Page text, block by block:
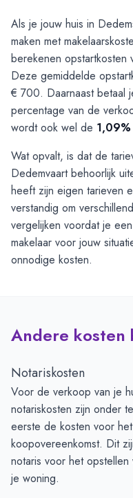
Als je jouw huis in
maken met
berekenen opstartkosten
Deze gemiddelde
€ 700. Daarnaast betaal
percentage van de
wordt ook wel de 1,09%
Wat opvalt, is dat de
Dedemvaart behoorlijk
heeft zijn eigen tarieven
verstandig om
vergelijken voordat je
makelaar voor jouw
onnodige kosten.
Andere kosten
Notariskosten
Voor de verkoop van je
notariskosten zijn onder
eerste de kosten voor
koopovereenkomst. Dit
notaris voor het
je woning.